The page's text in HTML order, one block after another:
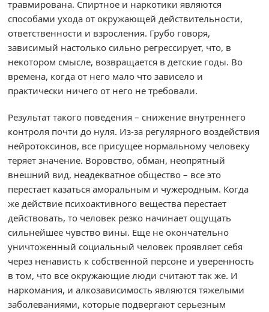
травмирована. Спиртное и наркотики являются
способами ухода от окружающей действительности,
ответственности и взросления. Грубо говоря,
зависимый настолько сильно регрессирует, что, в
некотором смысле, возвращается в детские годы. Во
времена, когда от него мало что зависело и
практически ничего от него не требовали.
Результат такого поведения – снижение внутреннего
контроля почти до нуля. Из-за регулярного воздействия
нейротоксинов, все присущее нормальному человеку
теряет значение. Воровство, обман, неопрятный
внешний вид, неадекватное общество – все это
перестает казаться аморальным и чужеродным. Когда
же действие психоактивного вещества перестает
действовать, то человек резко начинает ощущать
сильнейшее чувство вины. Еще не окончательно
уничтоженный социальный человек проявляет себя
через ненависть к собственной персоне и уверенность
в том, что все окружающие люди считают так же. И
наркомания, и алкозависимость являются тяжелыми
заболеваниями, которые подвергают серьезным